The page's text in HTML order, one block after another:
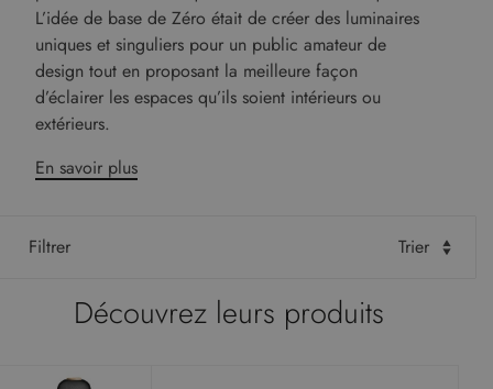
L’idée de base de Zéro était de créer des luminaires
uniques et singuliers pour un public amateur de
design tout en proposant la meilleure façon
d’éclairer les espaces qu’ils soient intérieurs ou
extérieurs.
En savoir plus
Filtrer Trier
Découvrez leurs produits